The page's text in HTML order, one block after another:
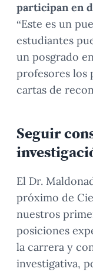
participan en
“Este es un
estudiantes
un posgrado
profesores los
cartas de
Seguir
El Dr.
próximo de
nuestros
posiciones
la carrera y
investigativa,